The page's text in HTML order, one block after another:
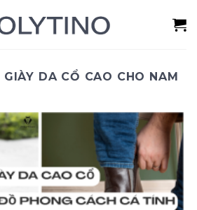
GIÀY DA CỔ CAO CHO NAM